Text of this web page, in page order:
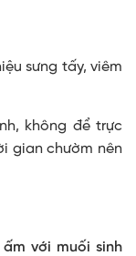
sưng tấy, viêm
không để trực
gian chườm nên
với muối sinh